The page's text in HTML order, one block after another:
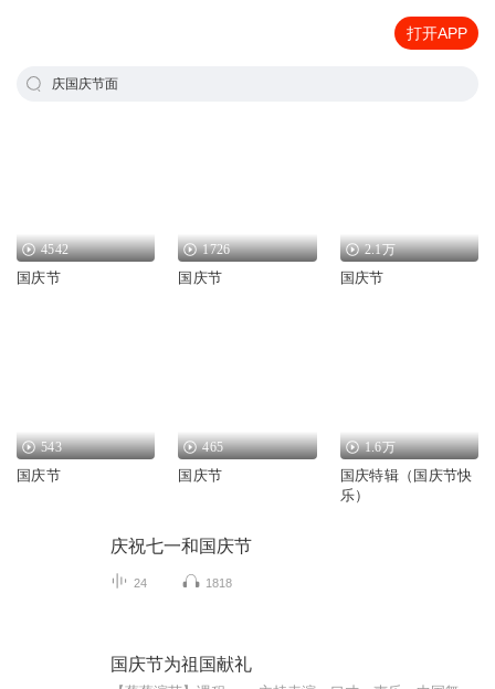
打开APP
庆国庆节面
4542
国庆节
1726
国庆节
2.1万
国庆节
543
国庆节
465
国庆节
1.6万
国庆特辑（国庆节快
乐）
庆祝七一和国庆节
24 1818
国庆节为祖国献礼